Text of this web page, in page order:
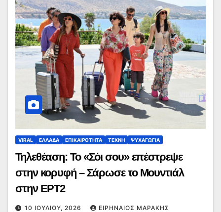
VIRAL ΕΛΛΑΔΑ ΕΠΙΚΑΙΡΟΤΗΤΑ ΤΕΧΝΗ ΨΥΧΑΓΩΓΙΑ
Τηλεθέαση: Το «Σόι σου» επέστρεψε
στην κορυφή – Σάρωσε το Μουντιάλ
στην ΕΡΤ2
10 ΙΟΥΛΊΟΥ, 2026 ΕΙΡΗΝΑΊΟΣ ΜΑΡΆΚΗΣ